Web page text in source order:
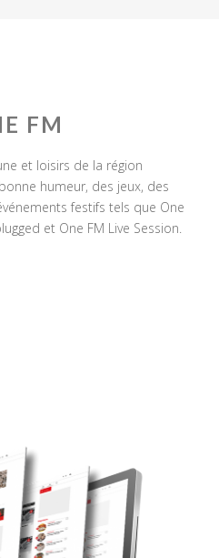
FM
et loisirs de la région
humeur, des jeux, des
festifs tels que One
et One FM Live Session.